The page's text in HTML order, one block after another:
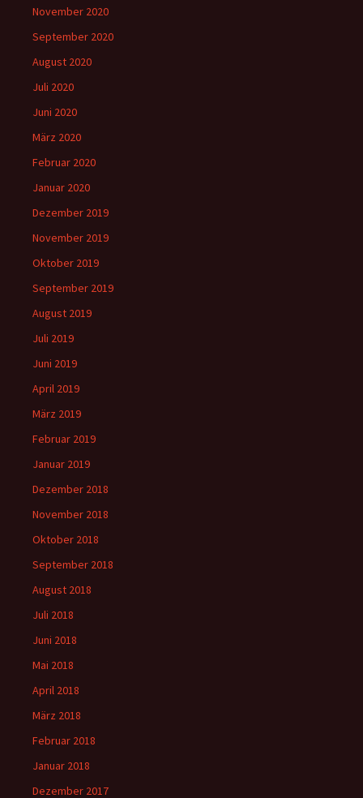
November 2020
September 2020
August 2020
Juli 2020
Juni 2020
März 2020
Februar 2020
Januar 2020
Dezember 2019
November 2019
Oktober 2019
September 2019
August 2019
Juli 2019
Juni 2019
April 2019
März 2019
Februar 2019
Januar 2019
Dezember 2018
November 2018
Oktober 2018
September 2018
August 2018
Juli 2018
Juni 2018
Mai 2018
April 2018
März 2018
Februar 2018
Januar 2018
Dezember 2017